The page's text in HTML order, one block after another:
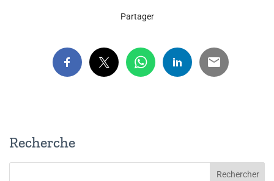
Partager
Recherche